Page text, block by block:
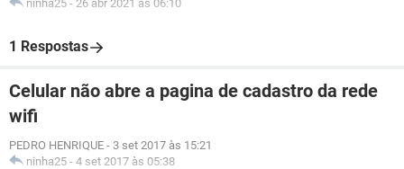
ninha25 - 26 abr 2021 às 06:10
1 Respostas
Celular não abre a pagina de cadastro da rede
wifi
PEDRO HENRIQUE - 3 set 2017 às 15:21
ninha25 - 4 set 2017 às 05:38